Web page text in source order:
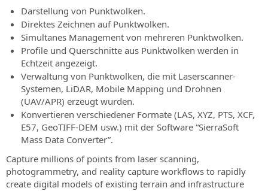
Darstellung von Punktwolken.
Direktes Zeichnen auf Punktwolken.
Simultanes Management von mehreren Punktwolken.
Profile und Querschnitte aus Punktwolken werden in
Echtzeit angezeigt.
Verwaltung von Punktwolken, die mit Laserscanner-
Systemen, LiDAR, Mobile Mapping und Drohnen
(UAV/APR) erzeugt wurden.
Konvertieren verschiedener Formate (LAS, XYZ, PTS, XCF,
E57, GeoTIFF-DEM usw.) mit der Software “SierraSoft
Mass Data Converter”.
Capture millions of points from laser scanning,
photogrammetry, and reality capture workflows to rapidly
create digital models of existing terrain and infrastructure